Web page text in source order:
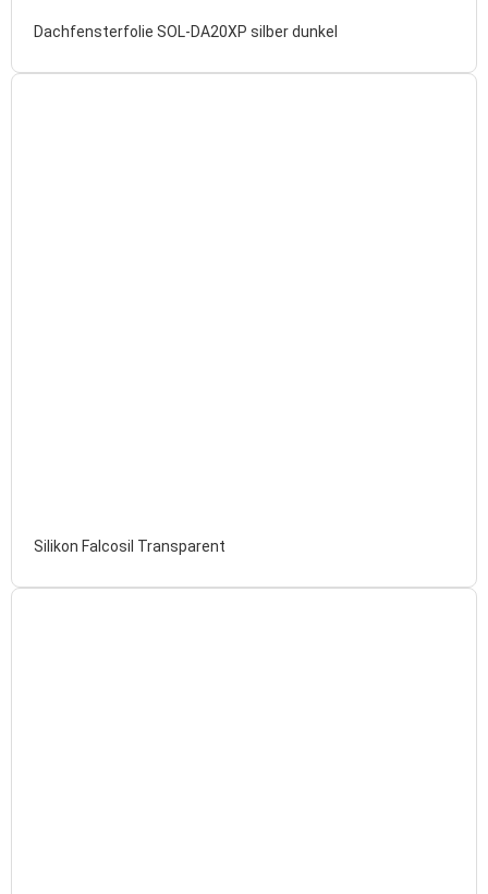
Dachfensterfolie SOL-DA20XP silber dunkel
Silikon Falcosil Transparent